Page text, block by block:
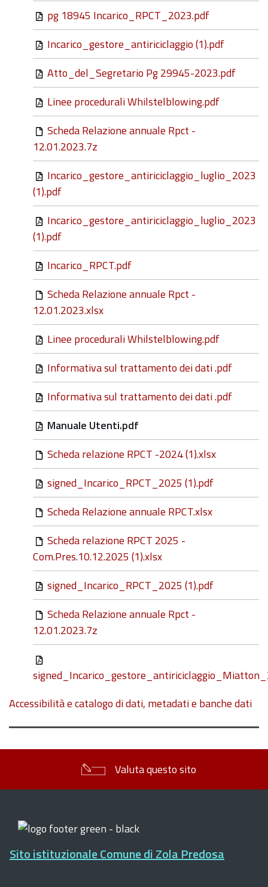
pg 18945 Incarico_RPCT_2023.pdf
Incarico_gestore_antiriciclaggio (1).pdf
Atto_del_Segretario Pg 29945-2023.pdf
Linee procedurali Whilstelblowing.pdf
Scheda Relazione annuale Rpct -
12.01.2023.7z
Incarico_gestore_antiriciclaggio_luglio_2023
(1).pdf
Incarico_gestore_antiriciclaggio_luglio_2023
(1).pdf
Incarico_RPCT.pdf
Scheda Relazione annuale Rpct -
12.01.2023.xlsx
Linee procedurali Whilstelblowing.pdf
Informativa sul trattamento dei dati .pdf
Informativa sul trattamento dei dati .pdf
Manuale Utenti.pdf
Scheda relazione RPCT -2024 (1).xlsx
signed_Incarico_RPCT_2025 (1).pdf
Scheda Relazione annuale RPCT.xlsx
Scheda relazione RPCT 2025 -
Com.Pres.10.12.2025 (1).xlsx
signed_Incarico_RPCT_2025 (1).pdf
Scheda Relazione annuale Rpct -
12.01.2023.7z
Accessibilità e catalogo di dati, metadati e banche dati
Valuta questo sito
Sito istituzionale Comune di Zola Predosa